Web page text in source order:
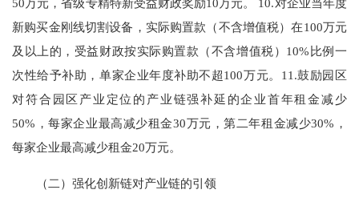
50万元，省级专精特新受益财政奖励10万元。 10.对企业当年度
新购买金刚线切割设备，实际购置款（不含增值税）在100万元
及以上的，受益财政按实际购置款（不含增值税）10%比例一
次性给予补助，单家企业年度补助不超100万元。11.鼓励园区
对符合园区产业定位的产业链强补延的企业首年租金减少
50%，每家企业最高减少租金30万元，第二年租金减少30%，
每家企业最高减少租金20万元。
（二）强化创新链对产业链的引领